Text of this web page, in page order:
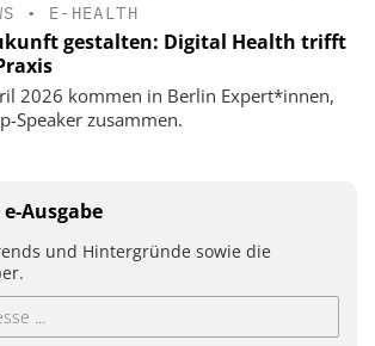
• E-HEALTH
gestalten: Digital Health trifft
2026 kommen in Berlin Expert*innen,
Speaker zusammen.
Ausgabe
und Hintergründe sowie die